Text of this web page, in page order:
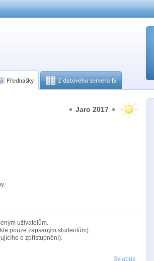
Jaro 2017
uživatelům.
pouze zapsaným studentům).
o zpřístupnění).
Sylabus